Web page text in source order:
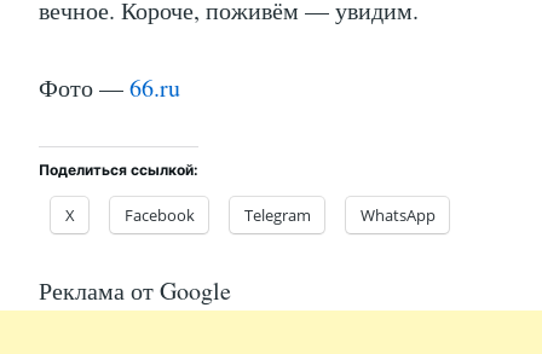
вечное. Короче, поживём — увидим.
Фото —66.ru
Поделиться ссылкой:
X Facebook Telegram WhatsApp
Реклама от Google